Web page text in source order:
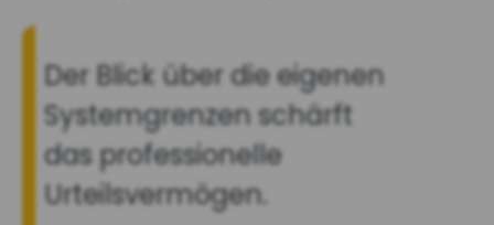
Der Blick über die eigenen
Systemgrenzen schärft
das professionelle
Urteilsvermögen.